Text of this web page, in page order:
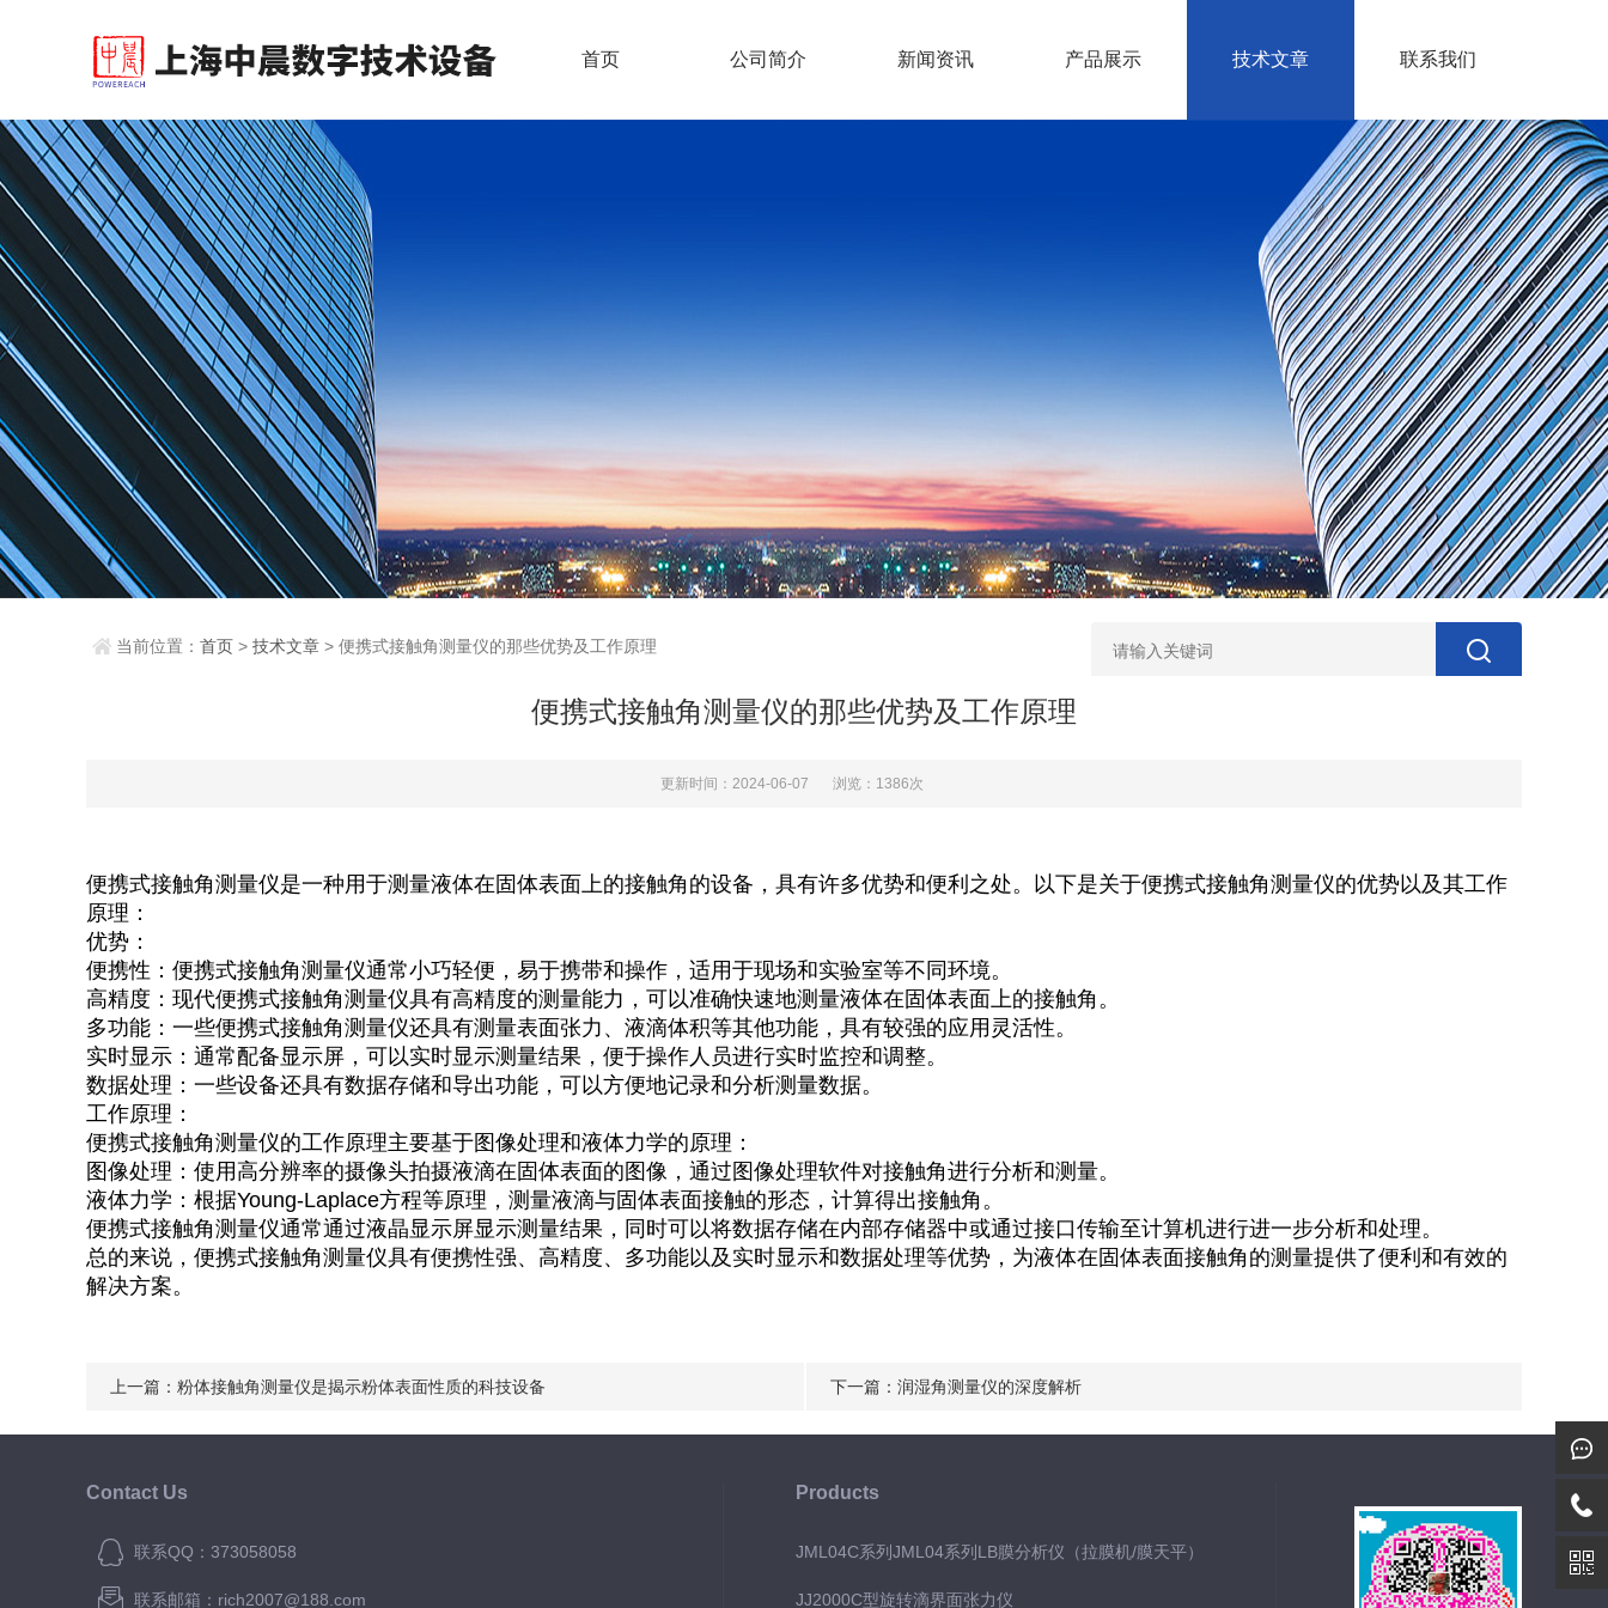
首页 公司简介 新闻资讯 产品展示 技术文章 联系我们
当前位置： 首页 > 技术文章 > 便携式接触角测量仪的那些优势及工作原理
便携式接触角测量仪的那些优势及工作原理
更新时间：2024-06-07 浏览：1386次
便携式接触角测量仪是一种用于测量液体在固体表面上的接触角的设备，具有许多优势和便利之处。以下是关于便携式接触角测量仪的优势以及其工作
原理：
优势：
便携性：便携式接触角测量仪通常小巧轻便，易于携带和操作，适用于现场和实验室等不同环境。
高精度：现代便携式接触角测量仪具有高精度的测量能力，可以准确快速地测量液体在固体表面上的接触角。
多功能：一些便携式接触角测量仪还具有测量表面张力、液滴体积等其他功能，具有较强的应用灵活性。
实时显示：通常配备显示屏，可以实时显示测量结果，便于操作人员进行实时监控和调整。
数据处理：一些设备还具有数据存储和导出功能，可以方便地记录和分析测量数据。
工作原理：
便携式接触角测量仪的工作原理主要基于图像处理和液体力学的原理：
图像处理：使用高分辨率的摄像头拍摄液滴在固体表面的图像，通过图像处理软件对接触角进行分析和测量。
液体力学：根据Young-Laplace方程等原理，测量液滴与固体表面接触的形态，计算得出接触角。
便携式接触角测量仪通常通过液晶显示屏显示测量结果，同时可以将数据存储在内部存储器中或通过接口传输至计算机进行进一步分析和处理。
总的来说，便携式接触角测量仪具有便携性强、高精度、多功能以及实时显示和数据处理等优势，为液体在固体表面接触角的测量提供了便利和有效的
解决方案。
上一篇： 粉体接触角测量仪是揭示粉体表面性质的科技设备 下一篇： 润湿角测量仪的深度解析
Contact Us
联系QQ：373058058
联系邮箱：rich2007@188.com
Products
JML04C系列JML04系列LB膜分析仪（拉膜机/膜天平）
JJ2000C型旋转滴界面张力仪